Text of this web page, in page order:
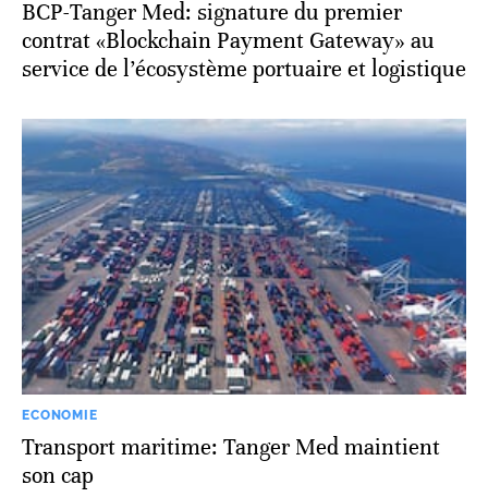
BCP-Tanger Med: signature du premier
contrat «Blockchain Payment Gateway» au
service de l’écosystème portuaire et logistique
ECONOMIE
Transport maritime: Tanger Med maintient
son cap